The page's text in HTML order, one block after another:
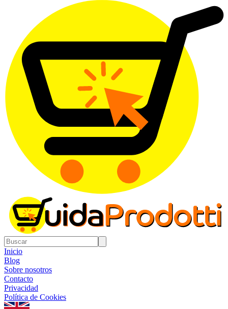
Inicio
Blog
Sobre nosotros
Contacto
Privacidad
Política de Cookies